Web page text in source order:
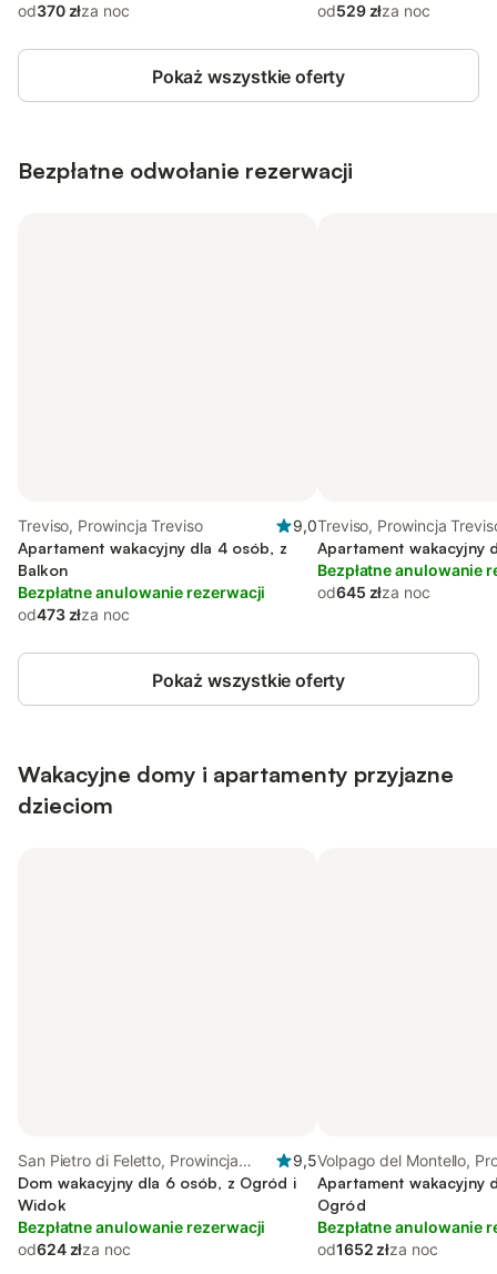
od370 złza noc
od529 złza noc
Pokaż wszystkie oferty
Bezpłatne odwołanie rezerwacji
Treviso, Prowincja Treviso
9,0
Apartament wakacyjny dla 4 osób, z
Balkon
Bezpłatne anulowanie rezerwacji
od473 złza noc
Treviso, Prowincja
Apartament wakacyjny
Bezpłatne anulowanie
od645 złza noc
Pokaż wszystkie oferty
Wakacyjne domy i apartamenty przyjazne
dzieciom
San Pietro di Feletto, Prowincja
Treviso
9,5
Dom wakacyjny dla 6 osób, z Ogród i
Widok
Bezpłatne anulowanie rezerwacji
od624 złza noc
Volpago del Montello,
Treviso
Apartament wakacyjny
Ogród
Bezpłatne anulowanie
od1652 złza noc